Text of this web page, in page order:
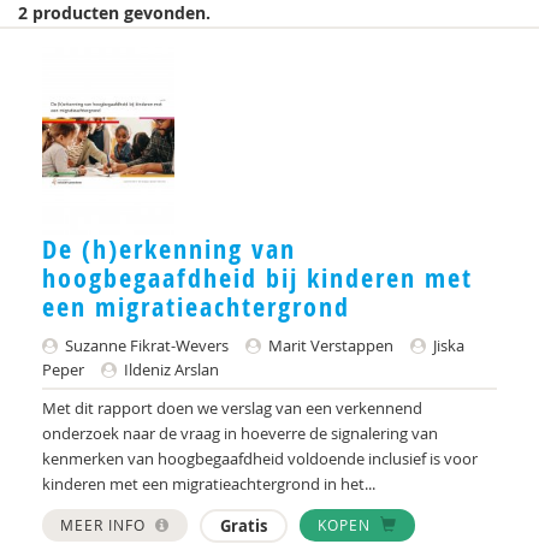
Inspectie van het Onderwijs
Judith Conijn
KBA Nijmegen
Landelijk Kenniscentrum LVB
M.D
Marga
Mariëlle Bruning
Marije L. Verhage
McKeique
2 producten gevonden.
De (h)erkenning van
hoogbegaafdheid bij kinderen met
een migratieachtergrond
Suzanne Fikrat-Wevers Marit Verstappen
Jiska
Peper
Ildeniz Arslan
Met dit rapport doen we verslag van een verkennend
onderzoek naar de vraag in hoeverre de signalering van
kenmerken van hoogbegaafdheid voldoende inclusief is voor
kinderen met een migratieachtergrond in het...
MEER INFO Gratis KOPEN